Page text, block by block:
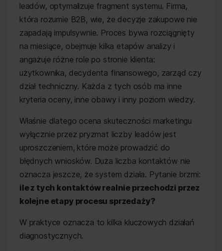
leadów, optymalizuje fragment systemu. Firma,
która rozumie B2B, wie, że decyzje zakupowe nie
zapadają impulsywnie. Proces bywa rozciągnięty
na miesiące, obejmuje kilka etapów analizy i
angażuje różne role po stronie klienta:
użytkownika, decydenta finansowego, zarząd czy
dział techniczny. Każda z tych osób ma inne
kryteria oceny, inne obawy i inny poziom wiedzy.
Właśnie dlatego ocena skuteczności marketingu
wyłącznie przez pryzmat liczby leadów jest
uproszczeniem, które może prowadzić do
błędnych wniosków. Duża liczba kontaktów nie
oznacza jeszcze, że system działa. Pytanie brzmi:
ile z tych kontaktów realnie przechodzi przez
kolejne etapy procesu sprzedaży?
W praktyce oznacza to kilka kluczowych działań
diagnostycznych.